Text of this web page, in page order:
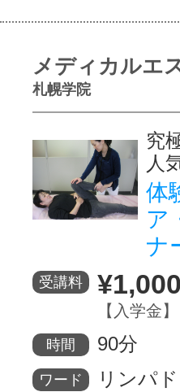
メディカルエ
札幌学院
究
人
体
ア
ナ
受講料 ¥1,000
【入学金
時間 90分
ワード
リンパ